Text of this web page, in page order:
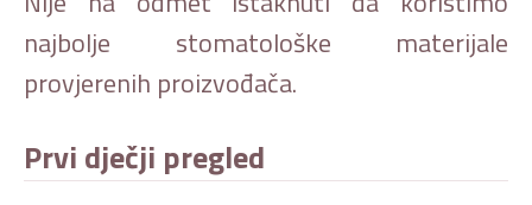
najbolje stomatološke materijale
provjerenih proizvođača.
Prvi dječji pregled